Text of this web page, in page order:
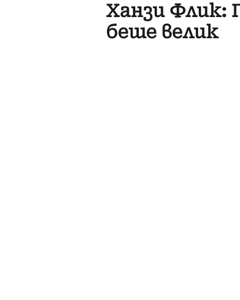
Ханзи Флик:
беше велик